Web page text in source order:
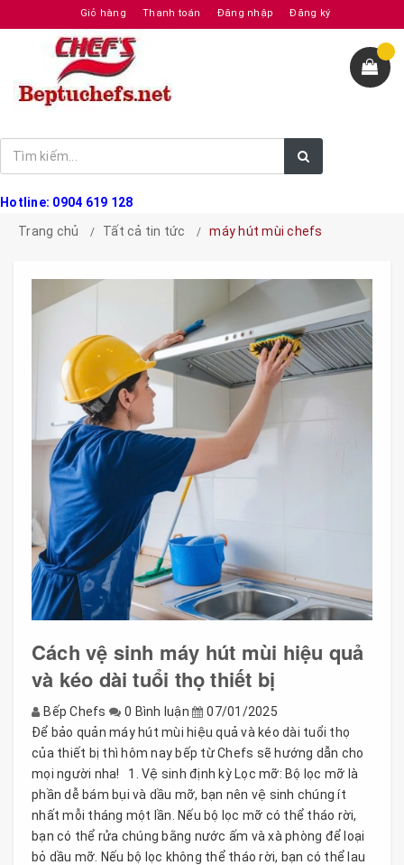
Giỏ hàng Thanh toán Đăng nhập Đăng ký
Hotline: 0904 619 128
Trang chủ
Tất cả tin tức máy hút mùi chefs
Cách vệ sinh máy hút mùi hiệu quả
và kéo dài tuổi thọ thiết bị
Bếp Chefs 0 Bình luận
07/01/2025
Để bảo quản máy hút mùi hiệu quả và kéo dài tuổi thọ
của thiết bị thì hôm nay bếp từ Chefs sẽ hướng dẫn cho
mọi người nha! 1. Vệ sinh định kỳ Lọc mỡ: Bộ lọc mỡ là
phần dễ bám bụi và dầu mỡ, bạn nên vệ sinh chúng ít
nhất mỗi tháng một lần. Nếu bộ lọc mỡ có thể tháo rời,
bạn có thể rửa chúng bằng nước ấm và xà phòng để loại
bỏ dầu mỡ. Nếu bộ lọc không thể tháo rời, bạn có thể lau